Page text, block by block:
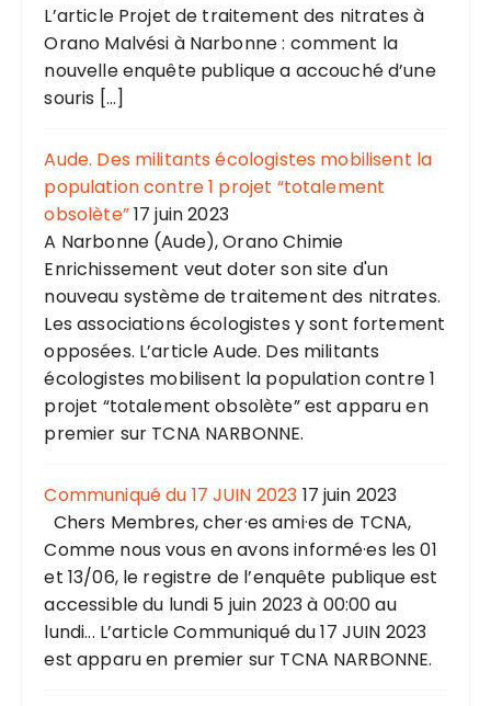
L’article Projet de traitement des nitrates à
Orano Malvési à Narbonne : comment la
nouvelle enquête publique a accouché d’une
souris […]
Aude. Des militants écologistes mobilisent la
population contre 1 projet “totalement
obsolète”17 juin 2023
A Narbonne (Aude), Orano Chimie
Enrichissement veut doter son site d'un
nouveau système de traitement des nitrates.
Les associations écologistes y sont fortement
opposées. L’article Aude. Des militants
écologistes mobilisent la population contre 1
projet “totalement obsolète” est apparu en
premier sur TCNA NARBONNE.
Communiqué du 17 JUIN 2023 17 juin 2023
Chers Membres, cher·es ami·es de TCNA,
Comme nous vous en avons informé·es les 01
et 13/06, le registre de l’enquête publique est
accessible du lundi 5 juin 2023 à 00:00 au
lundi... L’article Communiqué du 17 JUIN 2023
est apparu en premier sur TCNA NARBONNE.